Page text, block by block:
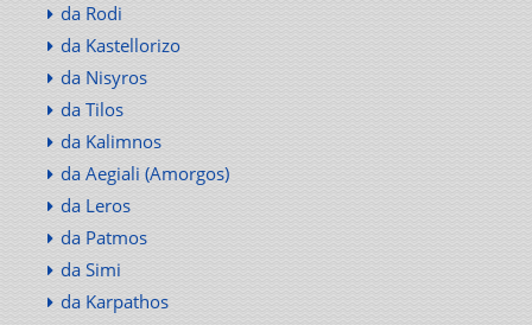
da Rodi
da Kastellorizo
da Nisyros
da Tilos
da Kalimnos
da Aegiali (Amorgos)
da Leros
da Patmos
da Simi
da Karpathos